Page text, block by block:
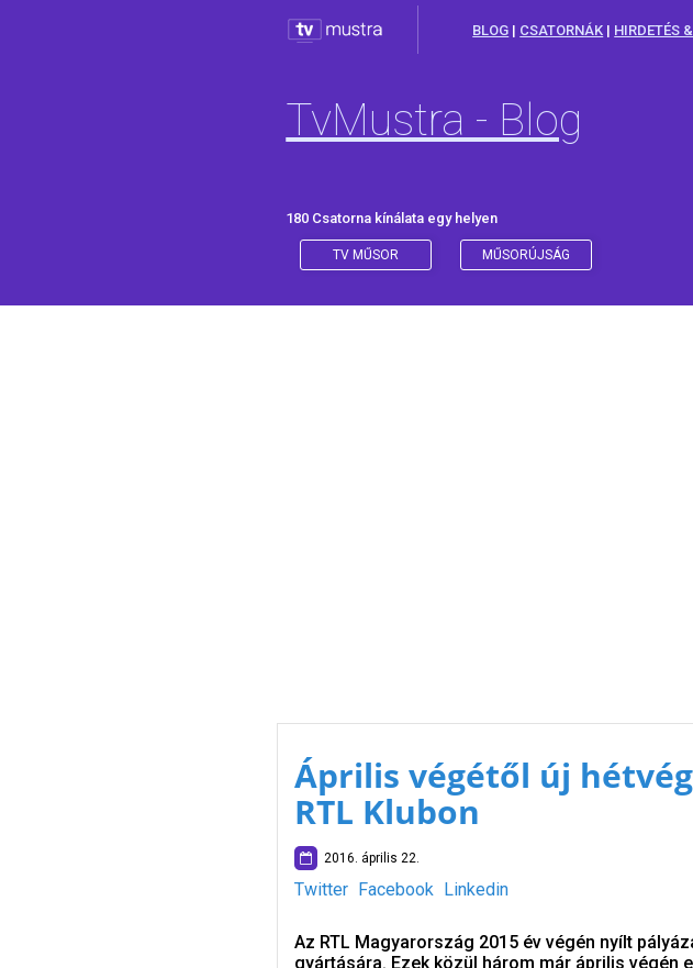
BLOG | CSATORNÁK | HIRDETÉS
TvMustra - Blog
180 Csatorna kínálata egy helyen
TV MŰSOR MŰSORÚJSÁG
Április végétől új
RTL Klubon
2016. április 22.
Twitter Facebook Linkedin
Az RTL Magyarország 2015 év végén nyílt
gyártására. Ezek közül három már április végén